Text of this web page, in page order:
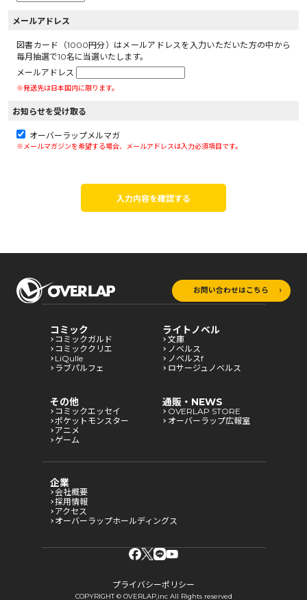
メールアドレス
図書カード（1000円分）はメールアドレスを入力いただいた方の中から
毎月抽選で10名に当選いたします。
メールアドレス
※発送先は日本国内に限ります。
お知らせを受け取る
オーバーラップメルマガ
※メールマガジンを希望する場合、メールアドレスは入力必須項目です。
入力内容を確認する
お問い合わせはこちら
コミック
コミックガルド
コミッククリエ
LiQulle
ラブパルフェ
ライトノベル
文庫
ノベルス
ノベルスf
ロサージュノベルス
その他
コミックエッセイ
ポケットモンスター
アニメ
ゲーム
通販・NEWS
OVERLAP STORE
オーバーラップ広報室
企業
会社概要
採用情報
アクセス
オーバーラップホールディングス
プライバシーポリシー
COPYRIGHT © OVERLAP,inc All Rights reserved